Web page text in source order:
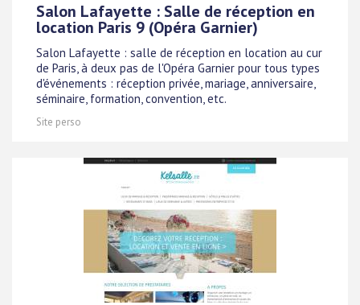
Salon Lafayette : Salle de réception en
location Paris 9 (Opéra Garnier)
Salon Lafayette : salle de réception en location au cur
de Paris, à deux pas de l'Opéra Garnier pour tous types
d'événements : réception privée, mariage, anniversaire,
séminaire, formation, convention, etc.
Site perso